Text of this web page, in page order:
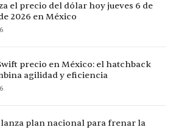
el precio del dólar hoy jueves 6 de
2026 en México
precio en México: el hatchback
agilidad y eficiencia
plan nacional para frenar la